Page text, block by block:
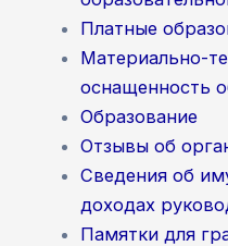
Платные
Материально-
оснащенность
Образование
Отзывы об
Сведения об
доходах
Памятки для